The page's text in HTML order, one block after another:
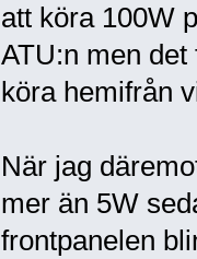
att köra 100W
ATU:n men
köra hemifrån
När jag
mer än 5W
frontpanelen